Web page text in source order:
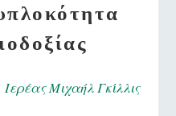
Ιερέας Μιχαήλ Γκίλλις